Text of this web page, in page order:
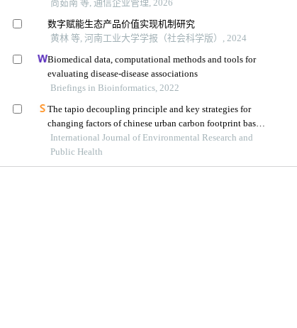
尚茹南 等, 通信企业管理, 2026
数字赋能生态产品价值实现机制研究
黄林 等, 河南工业大学学报（社会科学版）, 2024
Biomedical data, computational methods and tools for
evaluating disease-disease associations
Briefings in Bioinformatics, 2022
The tapio decoupling principle and key strategies for
changing factors of chinese urban carbon footprint based
on cloud computing
International Journal of Environmental Research and
Public Health